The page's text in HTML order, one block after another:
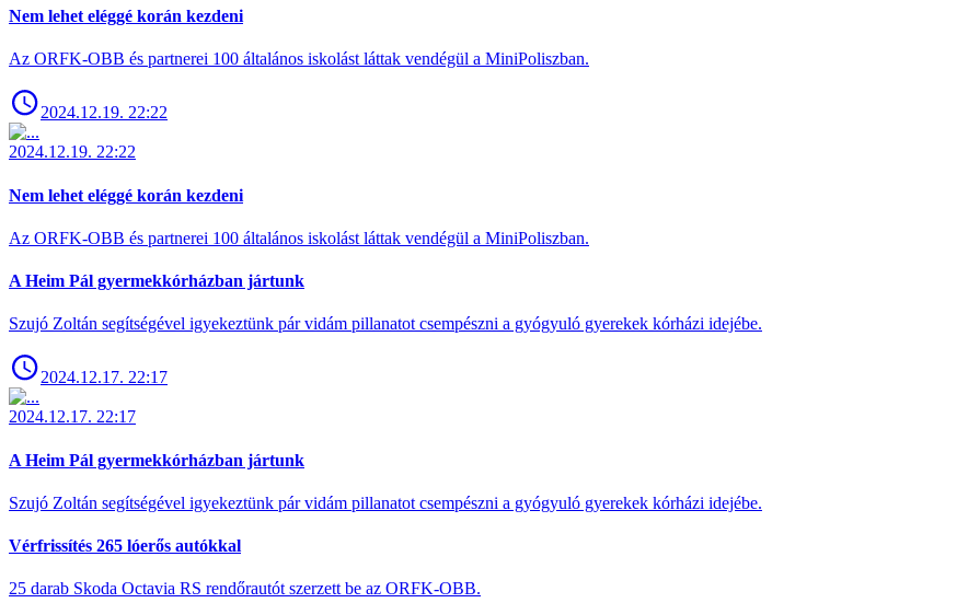
Nem lehet eléggé korán kezdeni
Az ORFK-OBB és partnerei 100 általános iskolást láttak vendégül a MiniPoliszban.
2024.12.19. 22:22
2024.12.19. 22:22
Nem lehet eléggé korán kezdeni
Az ORFK-OBB és partnerei 100 általános iskolást láttak vendégül a MiniPoliszban.
A Heim Pál gyermekkórházban jártunk
Szujó Zoltán segítségével igyekeztünk pár vidám pillanatot csempészni a gyógyuló gyerekek kórházi idejébe.
2024.12.17. 22:17
2024.12.17. 22:17
A Heim Pál gyermekkórházban jártunk
Szujó Zoltán segítségével igyekeztünk pár vidám pillanatot csempészni a gyógyuló gyerekek kórházi idejébe.
Vérfrissítés 265 lóerős autókkal
25 darab Skoda Octavia RS rendőrautót szerzett be az ORFK-OBB.